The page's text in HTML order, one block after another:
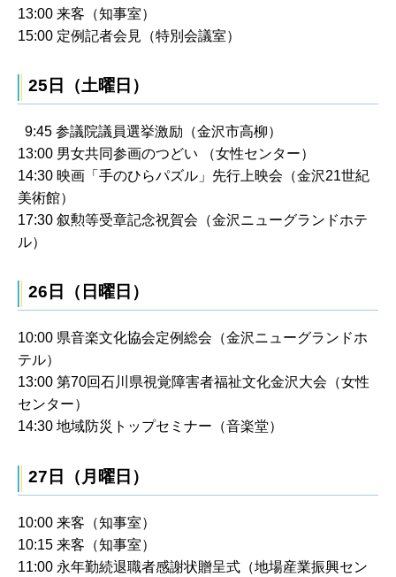
13:00 来客（知事室）
15:00 定例記者会見（特別会議室）
25日（土曜日）
9:45 参議院議員選挙激励（金沢市高柳）
13:00 男女共同参画のつどい （女性センター）
14:30 映画「手のひらパズル」先行上映会（金沢21世紀
美術館）
17:30 叙勲等受章記念祝賀会（金沢ニューグランドホテ
ル）
26日（日曜日）
10:00 県音楽文化協会定例総会（金沢ニューグランドホ
テル）
13:00 第70回石川県視覚障害者福祉文化金沢大会（女性
センター）
14:30 地域防災トップセミナー（音楽堂）
27日（月曜日）
10:00 来客（知事室）
10:15 来客（知事室）
11:00 永年勤続退職者感謝状贈呈式（地場産業振興セン